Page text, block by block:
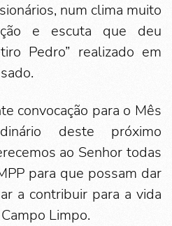
num clima muito
e escuta que deu
Pedro” realizado em
convocação para o Mês
deste próximo
ao Senhor todas
para que possam dar
a contribuir para a vida
Limpo.